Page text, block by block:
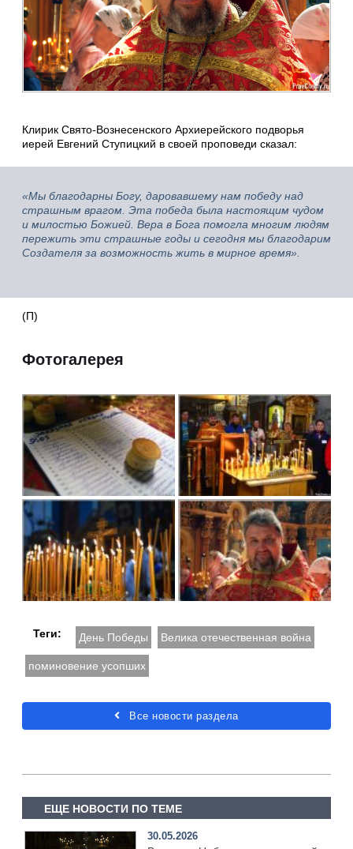
Клирик Свято-Вознесенского Архиерейского подворья
иерей Евгений Ступицкий в своей проповеди сказал:
«Мы благодарны Богу, даровавшему нам победу над
страшным врагом. Эта победа была настоящим чудом
и милостью Божией. Вера в Бога помогла многим людям
пережить эти страшные годы и сегодня мы благодарим
Создателя за возможность жить в мирное время».
(П)
Фотогалерея
Теги: День Победы Велика отечественная война
поминовение усопших
Все новости раздела
ЕЩЕ НОВОСТИ ПО ТЕМЕ
30.05.2026